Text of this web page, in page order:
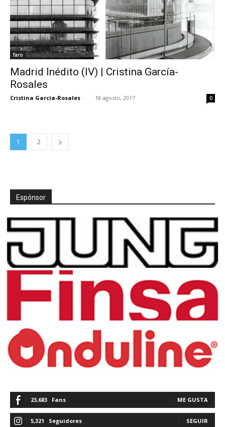
faro
Madrid Inédito (IV) | Cristina García-
Rosales
Cristina García-Rosales - 18 agosto, 2017 0
1 2
Espónsor
23,683 Fans ME GUSTA
5,321 Seguidores SEGUIR